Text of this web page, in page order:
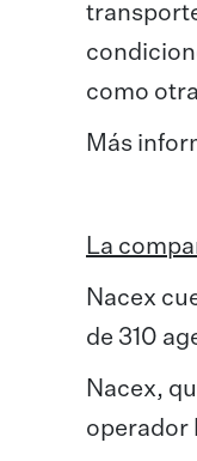
como
Más
La
Nacex
de 310
Nacex,
operador